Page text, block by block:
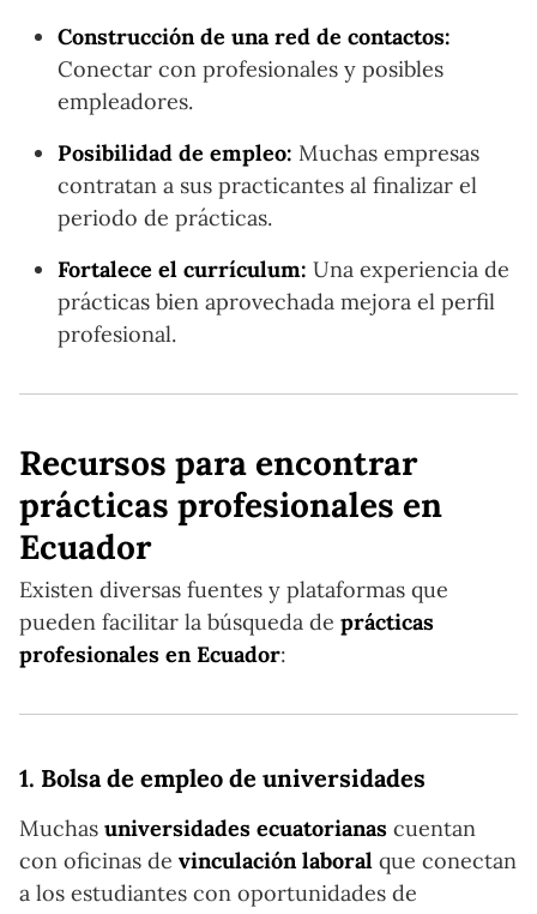
Construcción de una red de contactos:
Conectar con profesionales y posibles
empleadores.
Posibilidad de empleo: Muchas empresas
contratan a sus practicantes al finalizar el
periodo de prácticas.
Fortalece el currículum: Una experiencia de
prácticas bien aprovechada mejora el perfil
profesional.
Recursos para encontrar
prácticas profesionales en
Ecuador
Existen diversas fuentes y plataformas que
pueden facilitar la búsqueda de prácticas
profesionales en Ecuador:
1. Bolsa de empleo de universidades
Muchas universidades ecuatorianas cuentan
con oficinas de vinculación laboral que conectan
a los estudiantes con oportunidades de